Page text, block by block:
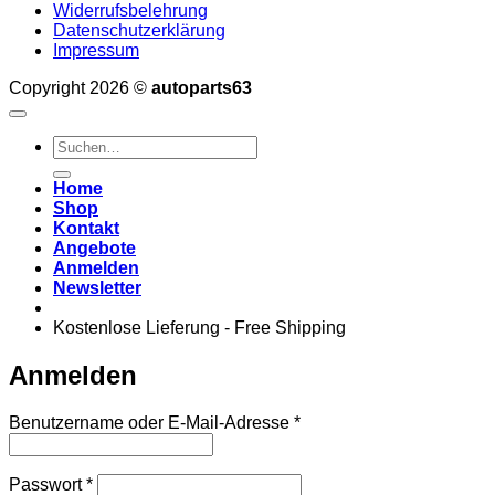
Widerrufsbelehrung
Datenschutzerklärung
Impressum
Copyright 2026 © autoparts63
Suchen
nach:
Home
Shop
Kontakt
Angebote
Anmelden
Newsletter
Kostenlose Lieferung - Free Shipping
Anmelden
Benutzername oder E-Mail-Adresse *Erforderlich
Passwort*Erforderlich